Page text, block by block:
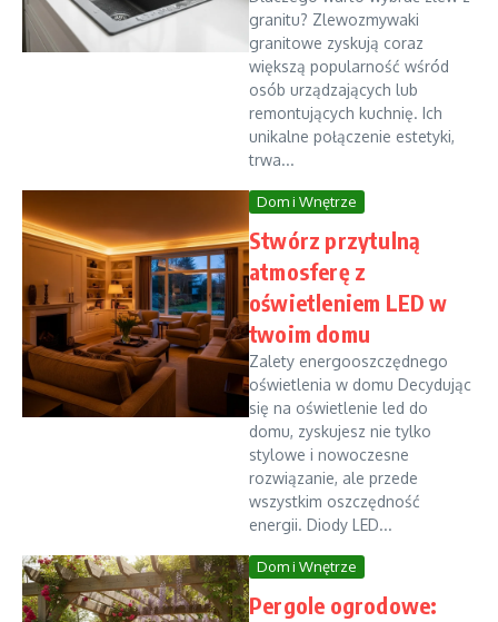
granitu? Zlewozmywaki
granitowe zyskują coraz
większą popularność wśród
osób urządzających lub
remontujących kuchnię. Ich
unikalne połączenie estetyki,
trwa...
Dom i Wnętrze
Stwórz przytulną
atmosferę z
oświetleniem LED w
twoim domu
Zalety energooszczędnego
oświetlenia w domu Decydując
się na oświetlenie led do
domu, zyskujesz nie tylko
stylowe i nowoczesne
rozwiązanie, ale przede
wszystkim oszczędność
energii. Diody LED...
Dom i Wnętrze
Pergole ogrodowe: